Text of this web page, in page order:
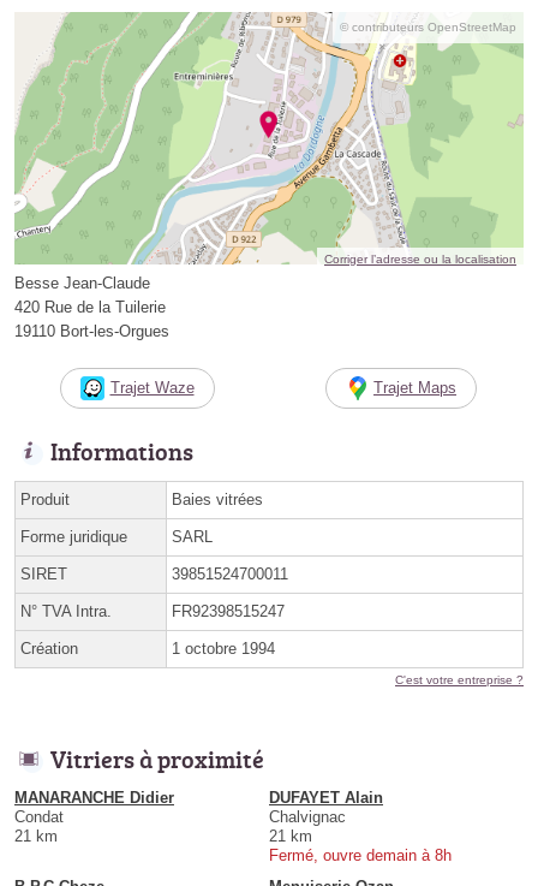
© contributeurs OpenStreetMap
Corriger l’adresse ou la localisation
Besse Jean-Claude
420 Rue de la Tuilerie
19110 Bort-les-Orgues
Trajet Waze Trajet Maps
Informations
Produit Baies vitrées
Forme juridique SARL
SIRET 39851524700011
N° TVA Intra. FR92398515247
Création 1 octobre 1994
C'est votre entreprise ?
Vitriers à proximité
MANARANCHE Didier
Condat
21 km
DUFAYET Alain
Chalvignac
21 km
Fermé, ouvre demain à 8h